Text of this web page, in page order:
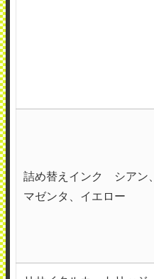
詰め替えインク シアン、
マゼンタ、イエロー